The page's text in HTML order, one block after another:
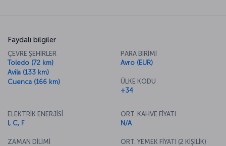
Faydalı bilgiler
ÇEVRE ŞEHİRLER
Toledo (72 km)
Avila (133 km)
Cuenca (166 km)
PARA BİRİMİ
Avro (EUR)
ÜLKE KODU
+34
ELEKTRİK ENERJİSİ
I, C, F
ZAMAN DİLİMİ
ORT. KAHVE FİYATI
N/A
ORT. YEMEK FİYATI (2 KİŞİLİK)